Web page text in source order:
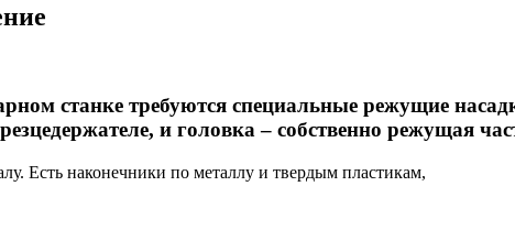
станке требуются специальные режущие
и головка – собственно режущая
Есть наконечники по металлу и твердым пластикам,